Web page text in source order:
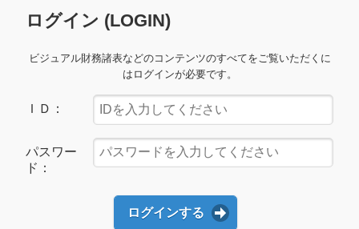
ログイン (LOGIN)
ビジュアル財務諸表などのコンテンツのすべてをご覧いただくに
はログインが必要です。
ＩＤ：
パスワー
ド：
ログインする